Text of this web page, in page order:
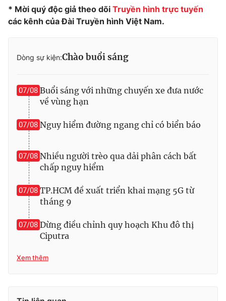
Thị trường
Lịch phát sóng
Emagazine Podcast
Photo Infographic
Video Shorts video
VTV Money VTV Thể thao
VTV Sức khoẻ
Thị trường 24h
Liên hệ tòa soạn
* Mời quý độc giả theo dõi Truyền hình trực tuyến
các kênh của Đài Truyền hình Việt Nam.
Dòng sự kiện:Chào buổi sáng
07/08 Buổi sáng với những chuyến xe đưa nước
về vùng hạn
07/08 Nguy hiểm đường ngang chỉ có biển báo
07/08 Nhiều người trèo qua dải phân cách bất
chấp nguy hiểm
07/08 TP.HCM đề xuất triển khai mạng 5G từ
tháng 9
07/08 Dừng điều chỉnh quy hoạch Khu đô thị
Ciputra
Xem thêm